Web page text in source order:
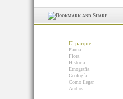
El parque
Fauna
Flora
Historia
Etnografía
Geología
Como llegar
Audios